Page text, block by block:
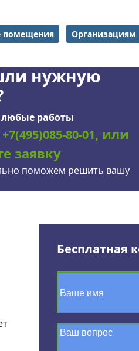
помещения Организациям
нужную
работы
+7(495)085-80-01, или
заявку
поможем решить вашу
Бесплатная